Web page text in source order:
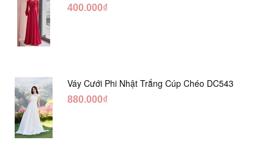
400.000₫
Váy Cưới Phi Nhật Trắng Cúp Chéo DC543
880.000₫